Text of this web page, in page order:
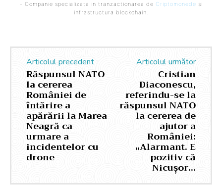
- Companie specializata in tranzactionarea de Criptomonede si
infrastructura blockchain.
Articolul precedent
Răspunsul NATO
la cererea
României de
întărire a
apărării la Marea
Neagră ca
urmare a
incidentelor cu
drone
Articolul următor
Cristian
Diaconescu,
referindu-se la
răspunsul NATO
la cererea de
ajutor a
României:
„Alarmant. E
pozitiv că
Nicușor…